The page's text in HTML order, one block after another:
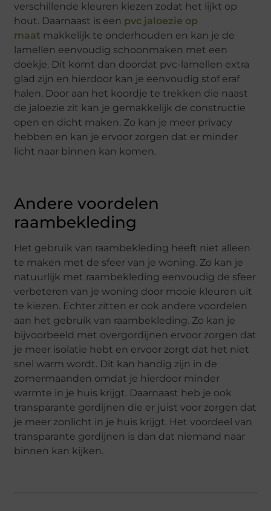
verschillende kleuren kiezen zodat het lijkt op
hout. Daarnaast is een pvc jaloezie op
maat makkelijk te onderhouden en kan je de
lamellen eenvoudig schoonmaken met een
doekje. Dit komt dan doordat pvc-lamellen extra
glad zijn en hierdoor kan je eenvoudig stof eraf
halen. Door aan het koordje te trekken die naast
de jaloezie zit kan je gemakkelijk de constructie
open en dicht maken. Zo kan je meer privacy
hebben en kan je ervoor zorgen dat er minder
licht naar binnen kan komen.
Andere voordelen
raambekleding
Het gebruik van raambekleding heeft niet alleen
te maken met de sfeer van je woning. Zo kan je
natuurlijk met raambekleding eenvoudig de sfeer
verbeteren van je woning door mooie kleuren uit
te kiezen. Echter zitten er ook andere voordelen
aan het gebruik van raambekleding. Zo kan je
bijvoorbeeld met overgordijnen ervoor zorgen dat
je meer isolatie hebt en ervoor zorgt dat het niet
snel warm wordt. Dit kan handig zijn in de
zomermaanden omdat je hierdoor minder
warmte in je huis krijgt. Daarnaast heb je ook
transparante gordijnen die er juist voor zorgen dat
je meer zonlicht in je huis krijgt. Het voordeel van
transparante gordijnen is dan dat niemand naar
binnen kan kijken.